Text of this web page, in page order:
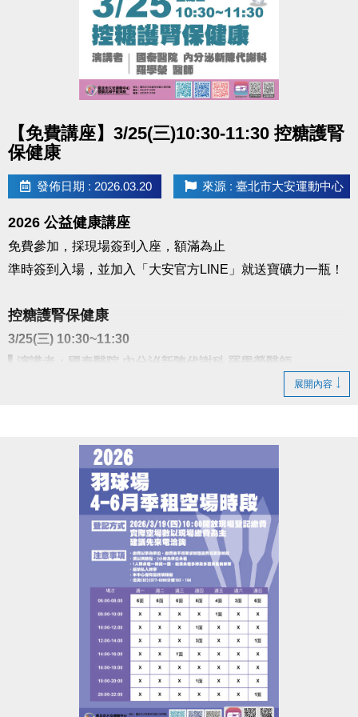
【免費講座】3/25(三)10:30-11:30 控糖護腎
保健康
發佈日期 : 2026.03.20 來源 : 臺北市大安運動中心
2026 公益健康講座
免費參加，採現場簽到入座，額滿為止
準時簽到入場，並加入「大安官方LINE」就送寶礦力一瓶！
控糖護腎保健康
3/25(三) 10:30~11:30
▌演講者：國泰醫院 內分泌新陳代謝科 羅學榮醫師
鐘後不受理，敬請準時報到！寶礦力於講座結束後發放，數
量有限，送完為止。
國泰綜合醫院Cathay General Hospital
展開內容